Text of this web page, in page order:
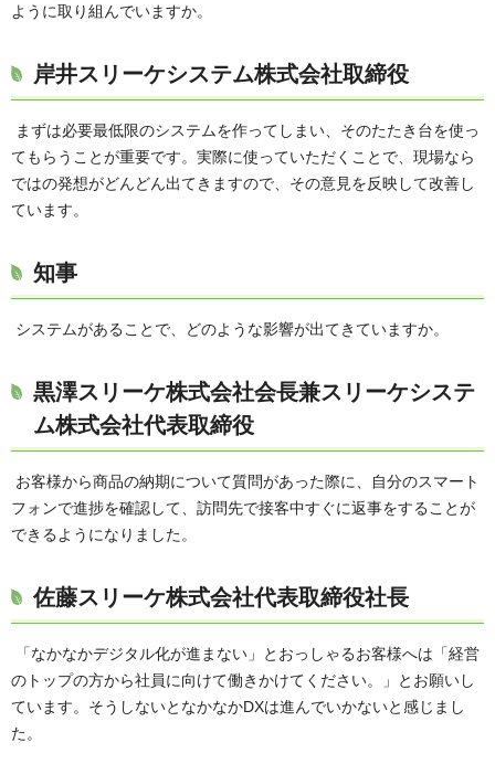
ように取り組んでいますか。
岸井スリーケシステム株式会社取締役
まずは必要最低限のシステムを作ってしまい、そのたたき台を使っ
てもらうことが重要です。実際に使っていただくことで、現場なら
ではの発想がどんどん出てきますので、その意見を反映して改善し
ています。
知事
システムがあることで、どのような影響が出てきていますか。
黒澤スリーケ株式会社会長兼スリーケシステ
ム株式会社代表取締役
お客様から商品の納期について質問があった際に、自分のスマート
フォンで進捗を確認して、訪問先で接客中すぐに返事をすることが
できるようになりました。
佐藤スリーケ株式会社代表取締役社長
「なかなかデジタル化が進まない」とおっしゃるお客様へは「経営
のトップの方から社員に向けて働きかけてください。」とお願いし
ています。そうしないとなかなかDXは進んでいかないと感じまし
た。